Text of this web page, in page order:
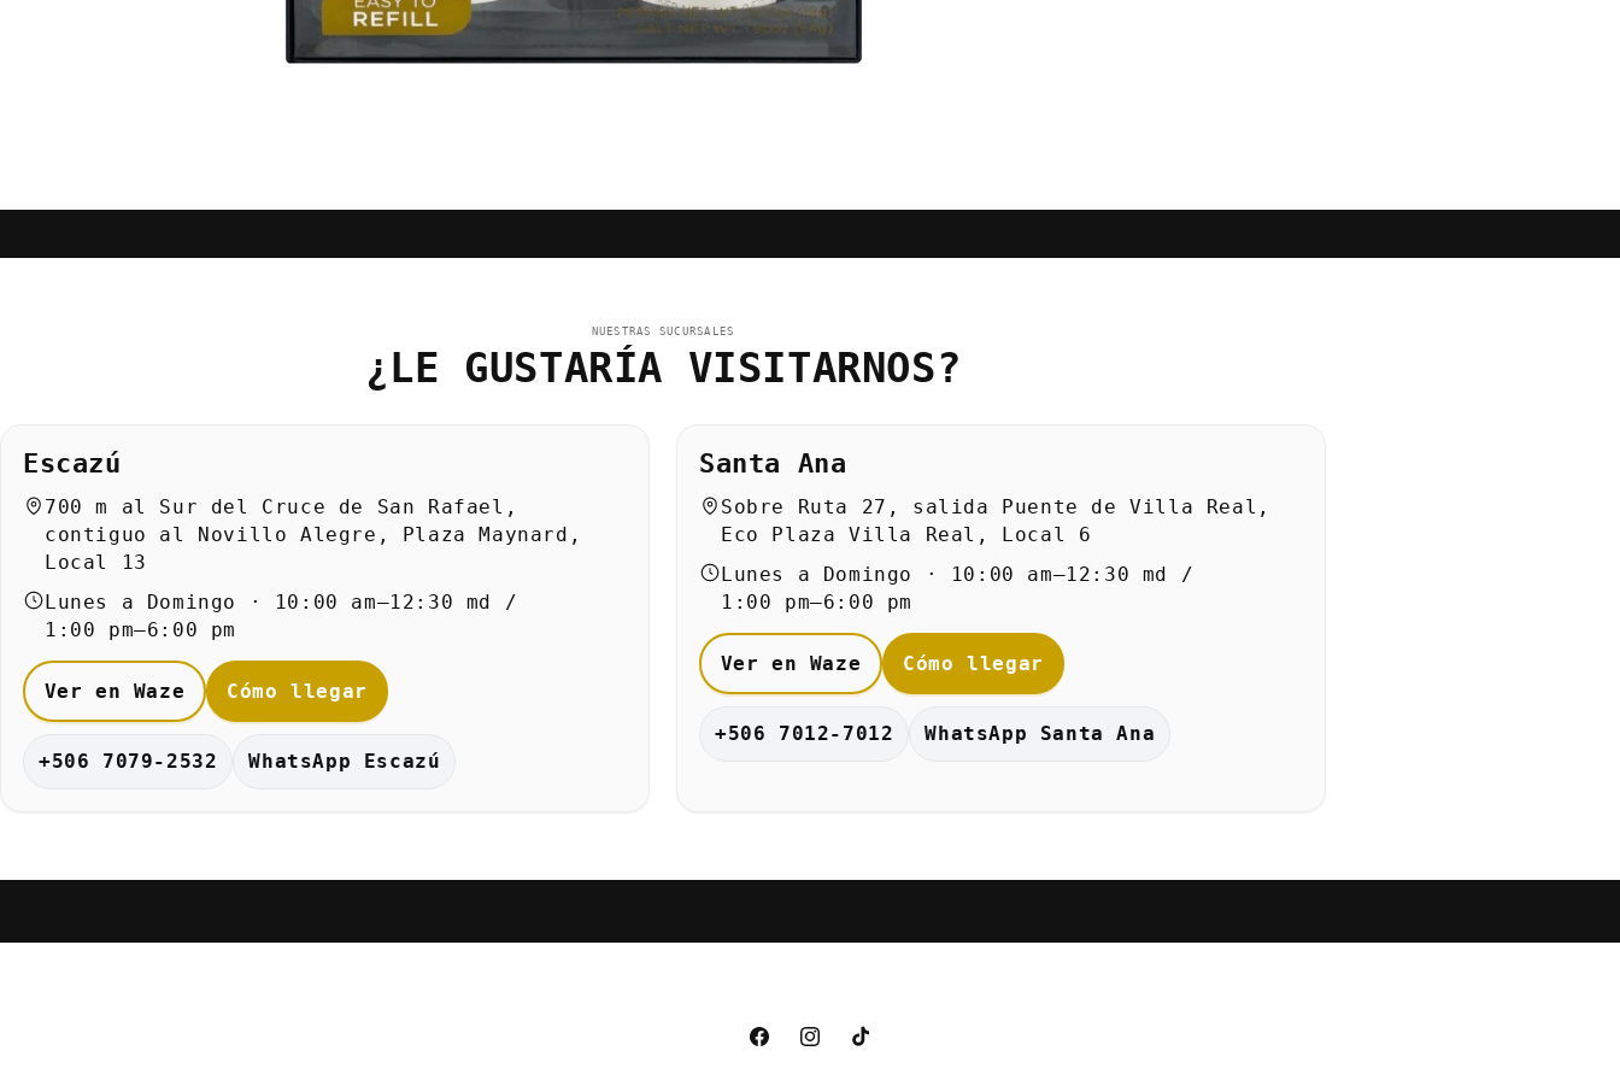
modal
NUESTRAS SUCURSALES
¿LE GUSTARÍA VISITARNOS?
Escazú
700 m al Sur del Cruce de San Rafael,
contiguo al Novillo Alegre, Plaza Maynard,
Local 13
Lunes a Domingo · 10:00 am–12:30 md /
1:00 pm–6:00 pm
Ver en Waze Cómo llegar
+506 7079-2532 WhatsApp Escazú
Santa Ana
Sobre Ruta 27, salida Puente de Villa Real,
Eco Plaza Villa Real, Local 6
Lunes a Domingo · 10:00 am–12:30 md /
1:00 pm–6:00 pm
Ver en Waze Cómo llegar
+506 7012-7012 WhatsApp Santa Ana
FacebookInstagram
TikTok